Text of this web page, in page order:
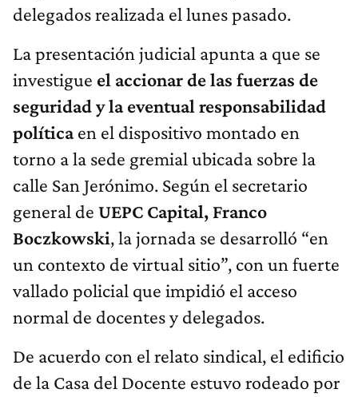
delegados realizada el lunes pasado.
La presentación judicial apunta a que se
investigue el accionar de las fuerzas de
seguridad y la eventual responsabilidad
políticaen el dispositivo montado en
torno a la sede gremial ubicada sobre la
calle San Jerónimo. Según el secretario
general de UEPC Capital, Franco
Boczkowski, la jornada se desarrolló “en
un contexto de virtual sitio”, con un fuerte
vallado policial que impidió el acceso
normal de docentes y delegados.
De acuerdo con el relato sindical, el edificio
de la Casa del Docente estuvo rodeado por